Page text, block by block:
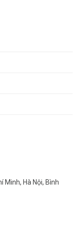
Minh, Hà Nội, Bình